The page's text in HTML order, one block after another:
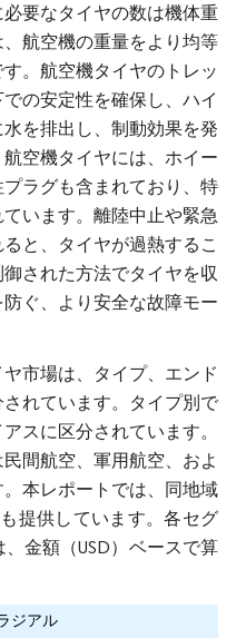
要なタイヤの数は機体重
航空機の重量をより均等
。航空機タイヤのトレッ
の安定性を確保し、ハイ
を排出し、制動効果を発
空機タイヤには、ホイー
ラグも含まれており、特
います。離陸中止や緊急
と、タイヤが過熱するこ
された方法でタイヤを収
ぐ、より安全な故障モー
市場は、タイプ、エンド
れています。タイプ別で
スに区分されています。
間航空、軍用航空、およ
本レポートでは、同地域
提供しています。各セグ
金額（USD）ベースで算
ジアル